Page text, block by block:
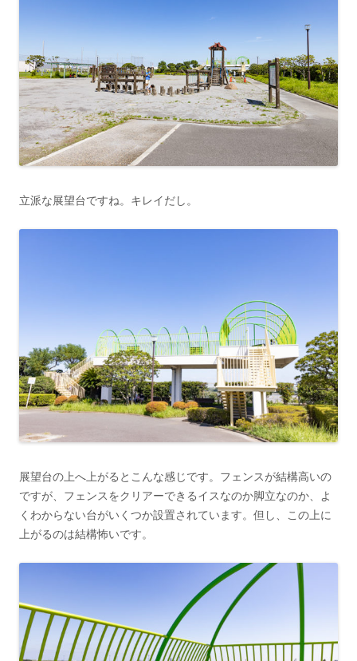
立派な展望台ですね。キレイだし。
展望台の上へ上がるとこんな感じです。フェンスが結構高いの
ですが、フェンスをクリアーできるイスなのか脚立なのか、よ
くわからない台がいくつか設置されています。但し、この上に
上がるのは結構怖いです。